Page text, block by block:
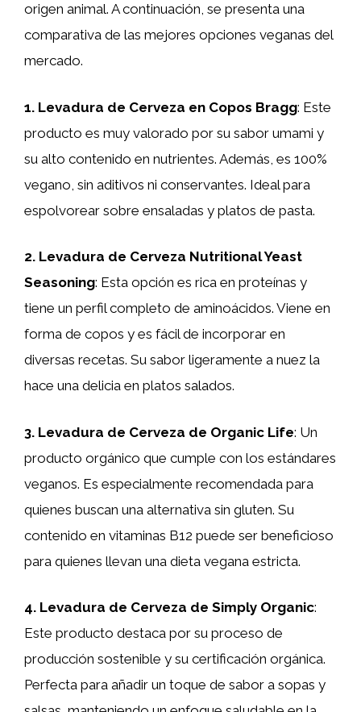
origen animal. A continuación, se presenta una
comparativa de las mejores opciones veganas del
mercado.
1. Levadura de Cerveza en Copos Bragg: Este
producto es muy valorado por su sabor umami y
su alto contenido en nutrientes. Además, es 100%
vegano, sin aditivos ni conservantes. Ideal para
espolvorear sobre ensaladas y platos de pasta.
2. Levadura de Cerveza Nutritional Yeast
Seasoning: Esta opción es rica en proteínas y
tiene un perfil completo de aminoácidos. Viene en
forma de copos y es fácil de incorporar en
diversas recetas. Su sabor ligeramente a nuez la
hace una delicia en platos salados.
3. Levadura de Cerveza de Organic Life: Un
producto orgánico que cumple con los estándares
veganos. Es especialmente recomendada para
quienes buscan una alternativa sin gluten. Su
contenido en vitaminas B12 puede ser beneficioso
para quienes llevan una dieta vegana estricta.
4. Levadura de Cerveza de Simply Organic:
Este producto destaca por su proceso de
producción sostenible y su certificación orgánica.
Perfecta para añadir un toque de sabor a sopas y